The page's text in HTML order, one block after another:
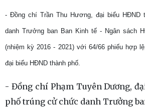
- Đồng chí Trần Thu Hương, đại biểu HĐND
danh Trưởng ban Ban Kinh tế - Ngân sách
(nhiệm kỳ 2016 - 2021) với 64/66phiếu hợp
đại biểu HĐND thành phố.
- Đồng chí Phạm Tuyên Dương,
phố trúng cử chức danh Trưởng